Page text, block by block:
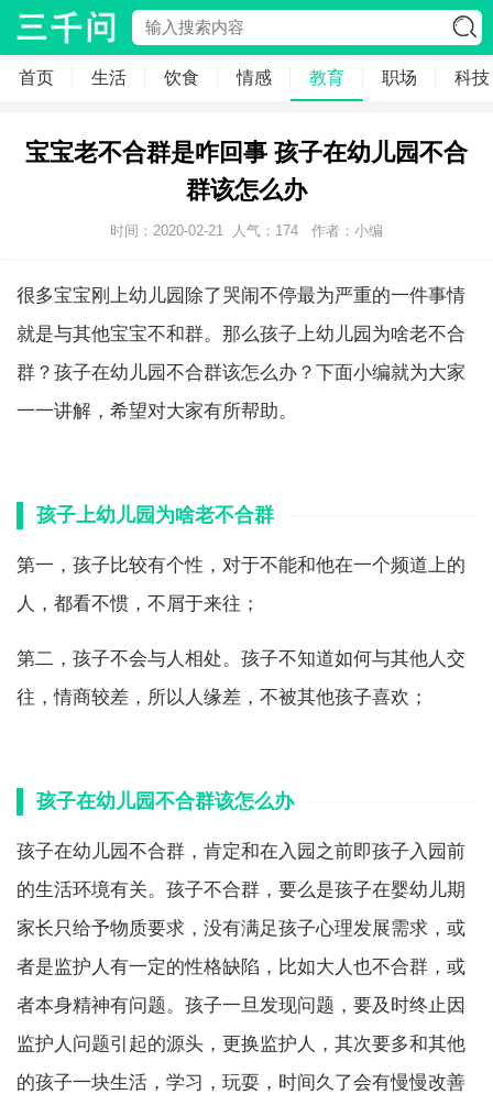
首页 生活 饮食 情感 教育 职场 科技
宝宝老不合群是咋回事 孩子在幼儿园不合
群该怎么办
时间：2020-02-21 人气： 174 作者：小编
很多宝宝刚上幼儿园除了哭闹不停最为严重的一件事情
就是与其他宝宝不和群。那么孩子上幼儿园为啥老不合
群？孩子在幼儿园不合群该怎么办？下面小编就为大家
一一讲解，希望对大家有所帮助。
孩子上幼儿园为啥老不合群
第一，孩子比较有个性，对于不能和他在一个频道上的
人，都看不惯，不屑于来往；
第二，孩子不会与人相处。孩子不知道如何与其他人交
往，情商较差，所以人缘差，不被其他孩子喜欢；
孩子在幼儿园不合群该怎么办
孩子在幼儿园不合群，肯定和在入园之前即孩子入园前
的生活环境有关。孩子不合群，要么是孩子在婴幼儿期
家长只给予物质要求，没有满足孩子心理发展需求，或
者是监护人有一定的性格缺陷，比如大人也不合群，或
者本身精神有问题。孩子一旦发现问题，要及时终止因
监护人问题引起的源头，更换监护人，其次要多和其他
的孩子一块生活，学习，玩耍，时间久了会有慢慢改善